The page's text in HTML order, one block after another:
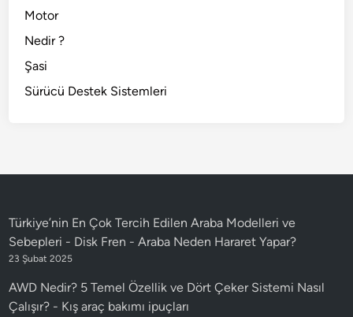
Motor
Nedir ?
Şasi
Sürücü Destek Sistemleri
Türkiye’nin En Çok Tercih Edilen Araba Modelleri ve
Sebepleri - Disk Fren -Araba Neden Hararet Yapar?
23 Şubat 2025
AWD Nedir? 5 Temel Özellik ve Dört Çeker Sistemi Nasıl
Çalışır? - Kış araç bakımı ipuçları